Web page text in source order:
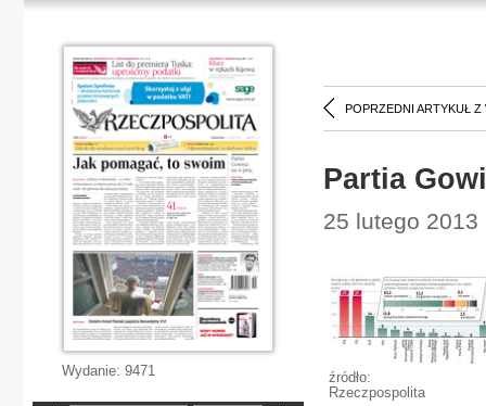
POPRZEDNI ARTYKUŁ Z
Partia
25 lutego
źródło:
Rzeczpospolita
Wydanie: 9471